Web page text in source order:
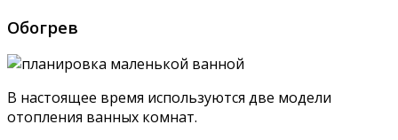
Обогрев
В настоящее время используются две модели
отопления ванных комнат.